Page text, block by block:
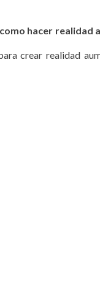
como hacer realidad
crear realidad